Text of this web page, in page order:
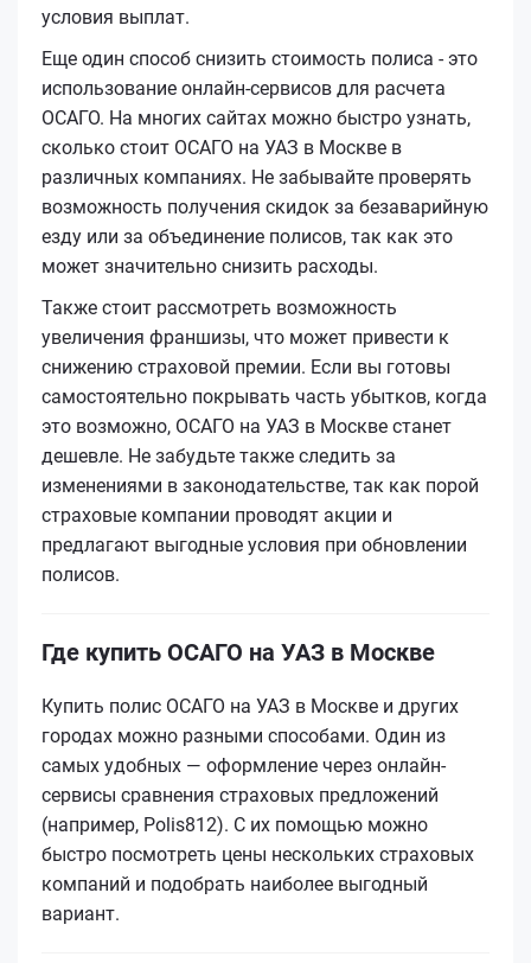
условия выплат.
Еще один способ снизить стоимость полиса - это
использование онлайн-сервисов для расчета
ОСАГО. На многих сайтах можно быстро узнать,
сколько стоит ОСАГО на УАЗ в Москве в
различных компаниях. Не забывайте проверять
возможность получения скидок за безаварийную
езду или за объединение полисов, так как это
может значительно снизить расходы.
Также стоит рассмотреть возможность
увеличения франшизы, что может привести к
снижению страховой премии. Если вы готовы
самостоятельно покрывать часть убытков, когда
это возможно, ОСАГО на УАЗ в Москве станет
дешевле. Не забудьте также следить за
изменениями в законодательстве, так как порой
страховые компании проводят акции и
предлагают выгодные условия при обновлении
полисов.
Где купить ОСАГО на УАЗ в Москве
Купить полис ОСАГО на УАЗ в Москве и других
городах можно разными способами. Один из
самых удобных — оформление через онлайн-
сервисы сравнения страховых предложений
(например, Polis812). С их помощью можно
быстро посмотреть цены нескольких страховых
компаний и подобрать наиболее выгодный
вариант.